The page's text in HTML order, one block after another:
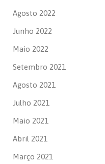
Agosto 2022
Junho 2022
Maio 2022
Setembro 2021
Agosto 2021
Julho 2021
Maio 2021
Abril 2021
Março 2021